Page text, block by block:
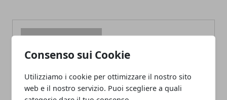
Consenso sui Cookie
Utilizziamo i cookie per ottimizzare il nostro sito
web e il nostro servizio. Puoi scegliere a quali
Redazione